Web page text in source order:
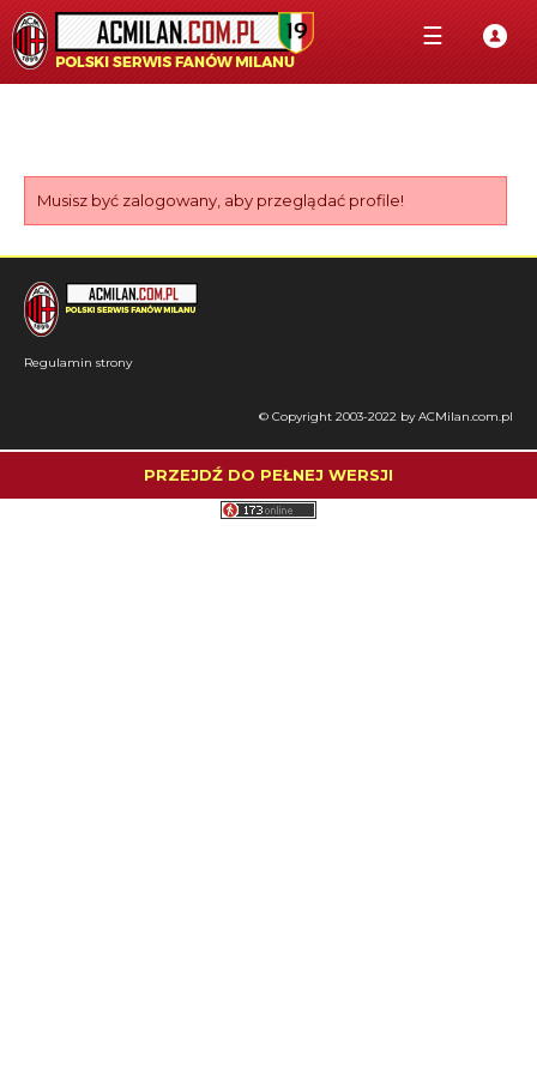
☰
Musisz być zalogowany, aby przeglądać profile!
Regulamin strony
© Copyright 2003-2022 by ACMilan.com.pl
PRZEJDŹ DO PEŁNEJ WERSJI